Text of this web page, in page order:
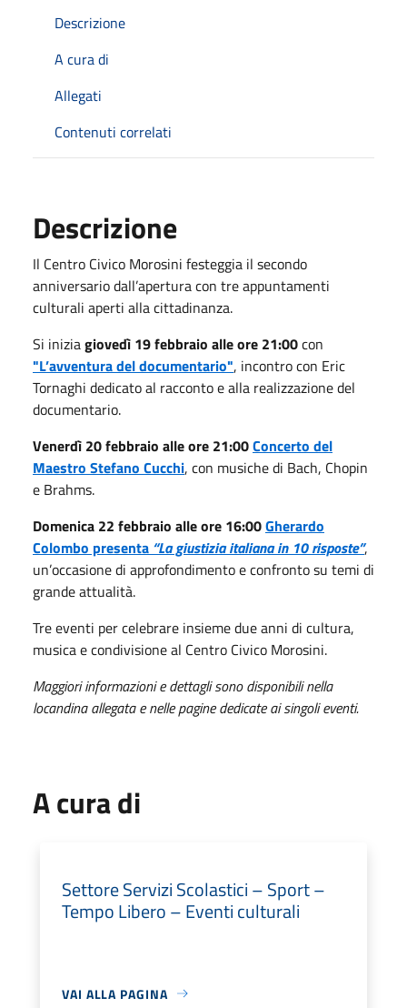
Descrizione
A cura di
Allegati
Contenuti correlati
Descrizione
Il Centro Civico Morosini festeggia il secondo
anniversario dall’apertura con tre appuntamenti
culturali aperti alla cittadinanza.
Si iniziagiovedì 19 febbraio alle ore 21:00con
"L’avventura del documentario", incontro con Eric
Tornaghi dedicato al racconto e alla realizzazione del
documentario.
Venerdì 20 febbraio alle ore 21:00Concerto del
Maestro Stefano Cucchi, con musiche di Bach, Chopin
e Brahms.
Domenica 22 febbraio alle ore 16:00Gherardo
Colombo presenta “La giustizia italiana in 10 risposte”,
un’occasione di approfondimento e confronto su temi di
grande attualità.
Tre eventi per celebrare insieme due anni di cultura,
musica e condivisione al Centro Civico Morosini.
Maggiori informazioni e dettagli sono disponibili nella
locandina allegata e nelle pagine dedicate ai singoli eventi.
A cura di
Settore Servizi Scolastici – Sport –
Tempo Libero – Eventi culturali
VAI ALLA PAGINA